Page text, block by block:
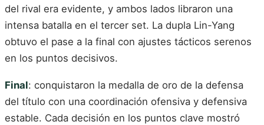
del rival era evidente, y ambos lados libraron una
intensa batalla en el tercer set. La dupla Lin-Yang
obtuvo el pase a la final con ajustes tácticos serenos
en los puntos decisivos.
Final: conquistaron la medalla de oro de la defensa
del título con una coordinación ofensiva y defensiva
estable. Cada decisión en los puntos clave mostró